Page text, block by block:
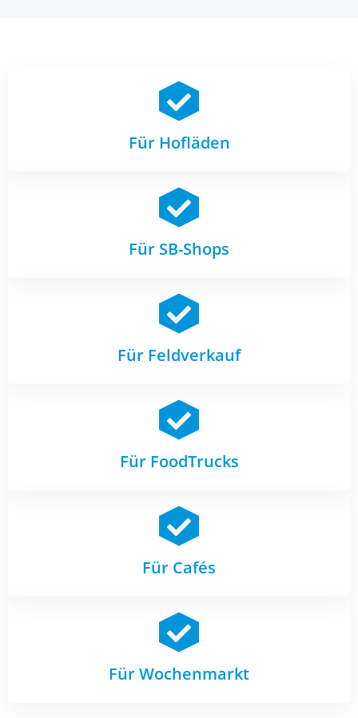
Für Hofläden
Für SB-Shops
Für Feldverkauf
Für FoodTrucks
Für Cafés
Für Wochenmarkt